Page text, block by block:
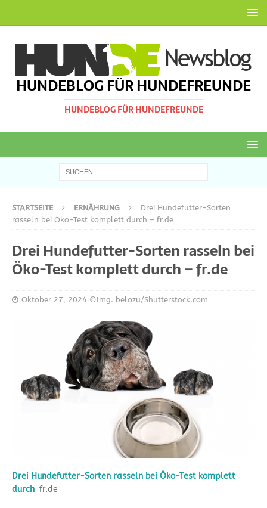
HUNDEBLOG FÜR HUNDEFREUNDE
HUNDEBLOG FÜR HUNDEFREUNDE
STARTSEITE ERNÄHRUNG
Drei Hundefutter-Sorten
rasseln bei Öko-Test komplett durch – fr.de
Drei Hundefutter-Sorten rasseln bei
Öko-Test komplett durch – fr.de
Oktober 27, 2024 ©Img. belozu/Shutterstock.com
Drei Hundefutter-Sorten rasseln bei Öko-Test komplett
durch fr.de